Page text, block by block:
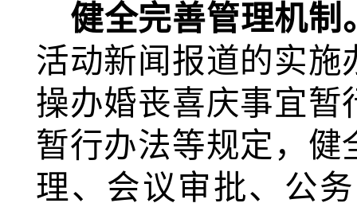
健全完善管理机制
活动新闻报道的实
操办婚丧喜庆事宜暂
暂行办法等规定，
理、会议审批、公